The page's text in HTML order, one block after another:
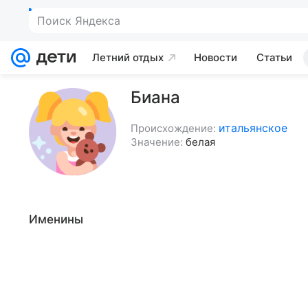
Поиск Яндекса
Летний отдых Новости Статьи
Биана
Происхождение: итальянское
Значение: белая
Именины